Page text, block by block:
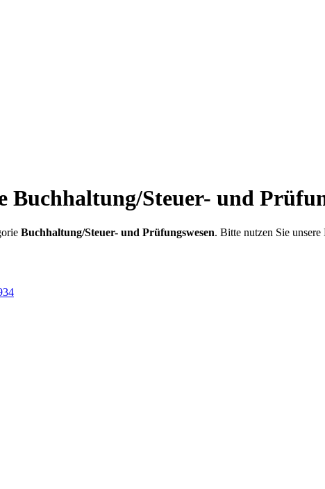
Buchhaltung/Steuer- und
Buchhaltung/Steuer- und Prüfungswesen. Bitte nutzen Sie